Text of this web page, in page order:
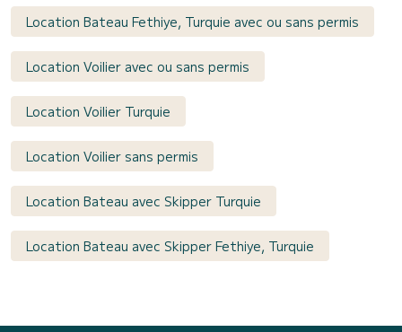
Location Bateau Fethiye, Turquie avec ou sans permis
Location Voilier avec ou sans permis
Location Voilier Turquie
Location Voilier sans permis
Location Bateau avec Skipper Turquie
Location Bateau avec Skipper Fethiye, Turquie